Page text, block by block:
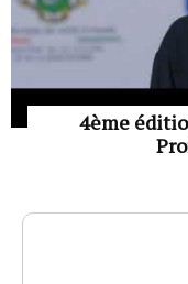
4ème